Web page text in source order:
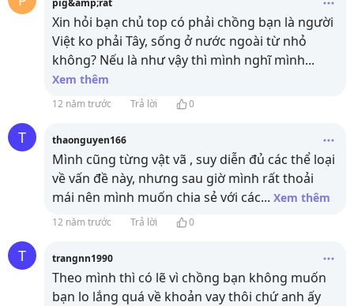
pig&amp;rat
Xin hỏi bạn chủ top có phải chồng bạn là người
Việt ko phải Tây, sống ở nước ngoài từ nhỏ
không? Nếu là như vậy thì mình nghĩ mình...
Xem thêm
12 năm trước Trả lời 0
T thaonguyen166
Mình cũng từng vật vã , suy diễn đủ các thể loại
về vấn đề này, nhưng sau giờ mình rất thoải
mái nên mình muốn chia sẻ với các... Xem thêm
12 năm trước Trả lời 0
T trangnn1990
Theo mình thì có lẽ vì chồng bạn không muốn
bạn lo lắng quá về khoản vay thôi chứ anh ấy